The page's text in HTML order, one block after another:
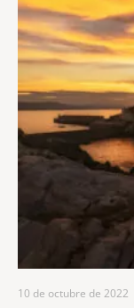
10 de octubre de 2022